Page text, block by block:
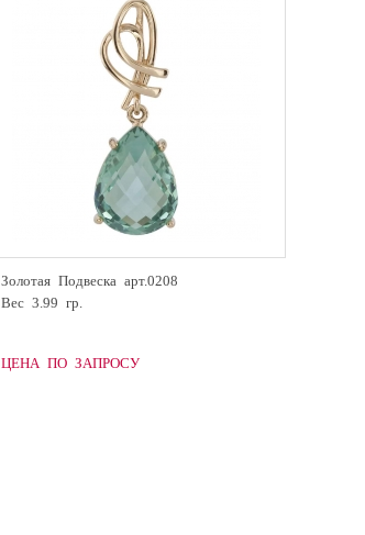
Золотая Подвеска арт.0208
Вес 3.99 гр.
ЦЕНА ПО ЗАПРОСУ